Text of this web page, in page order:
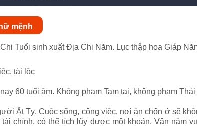
mệnh
Tuổi sinh xuất Địa Chi Năm. Lục thập hoa Giáp
tài lộc
60 tuổi âm. Không phạm Tam tai, không phạm
Ất Tỵ. Cuộc sống, công việc, nơi ăn chốn ở sẽ
chính, có thể tích lũy được một khoản. Vận năm